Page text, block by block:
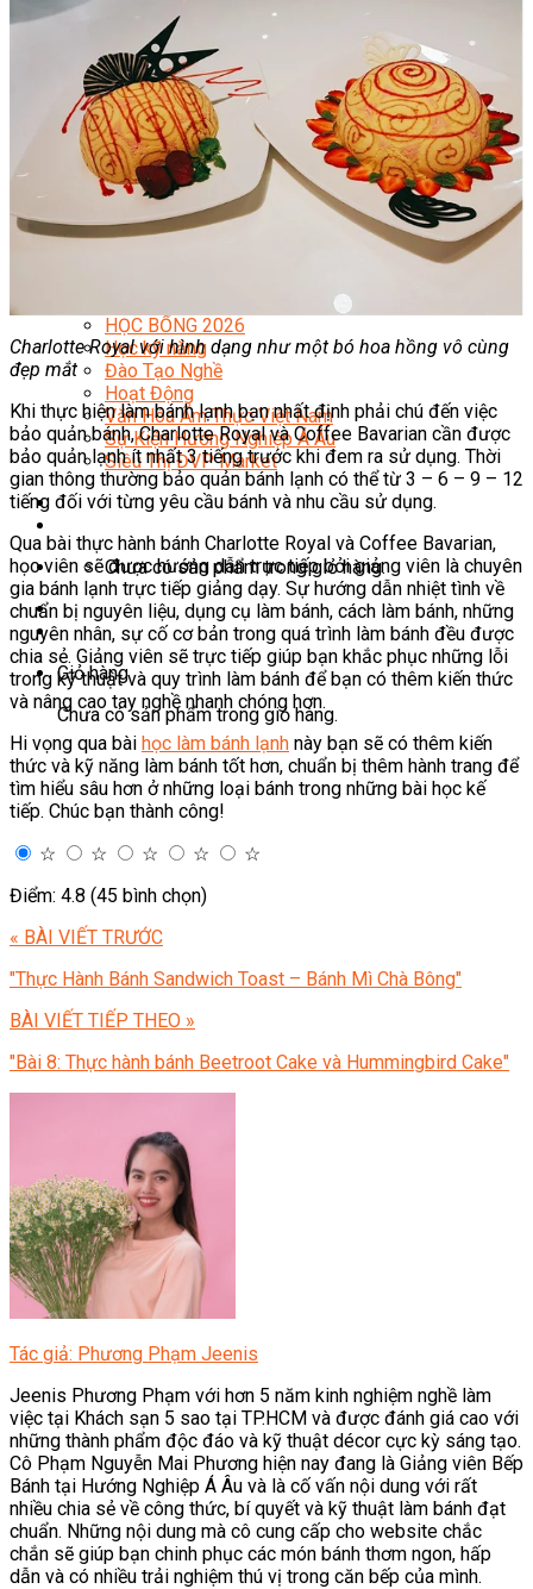
Quản Lý Kinh Doanh Nhà Hàng Và Dịch Vụ Ăn Uống
Hướng Dẫn Du Lịch
Quản Trị Lữ Hành
Marketing
Tạo Mẫu Và Chăm Sóc Sắc Đẹp
Truyền Thông Đa Phương Tiện
Công Nghệ Thông Tin
An Ninh Mạng
Thiết Kế Đồ Họa
Âm Nhạc
Điện Công Nghiệp Và Dân Dụng
HỌC BỔNG 2026
Học kỹ năng
Đào Tạo Nghề
Hoạt Động
Văn Hóa Ẩm Thực Việt Nam
Sự Kiện Hướng Nghiệp Á Âu
Siêu Thị ĐVP Market
Chưa có sản phẩm trong giỏ hàng.
Giỏ hàng
Chưa có sản phẩm trong giỏ hàng.
Charlotte Royal với hình dạng như một bó hoa hồng vô cùng
đẹp mắt
Khi thực hiện làm bánh lạnh bạn nhất định phải chú đến việc
bảo quản bánh, Charlotte Royal và Coffee Bavarian cần được
bảo quản lạnh ít nhất 3 tiếng trước khi đem ra sử dụng. Thời
gian thông thường bảo quản bánh lạnh có thể từ 3 – 6 – 9 – 12
tiếng đối với từng yêu cầu bánh và nhu cầu sử dụng.
Qua bài thực hành bánh Charlotte Royal và Coffee Bavarian,
học viên sẽ được hướng dẫn trực tiếp bởi giảng viên là chuyên
gia bánh lạnh trực tiếp giảng dạy. Sự hướng dẫn nhiệt tình về
chuẩn bị nguyên liệu, dụng cụ làm bánh, cách làm bánh, những
nguyên nhân, sự cố cơ bản trong quá trình làm bánh đều được
chia sẻ. Giảng viên sẽ trực tiếp giúp bạn khắc phục những lỗi
trong kỹ thuật và quy trình làm bánh để bạn có thêm kiến thức
và nâng cao tay nghề nhanh chóng hơn.
Hi vọng qua bài học làm bánh lạnh này bạn sẽ có thêm kiến
thức và kỹ năng làm bánh tốt hơn, chuẩn bị thêm hành trang để
tìm hiểu sâu hơn ở những loại bánh trong những bài học kế
tiếp. Chúc bạn thành công!
☆
☆ ☆ ☆
☆
Điểm: 4.8 (45 bình chọn)
« BÀI VIẾT TRƯỚC
"Thực Hành Bánh Sandwich Toast – Bánh Mì Chà Bông"
BÀI VIẾT TIẾP THEO »
"Bài 8: Thực hành bánh Beetroot Cake và Hummingbird Cake"
Tác giả: Phương Phạm Jeenis
Jeenis Phương Phạm với hơn 5 năm kinh nghiệm nghề làm
việc tại Khách sạn 5 sao tại TP.HCM và được đánh giá cao với
những thành phẩm độc đáo và kỹ thuật décor cực kỳ sáng tạo.
Cô Phạm Nguyễn Mai Phương hiện nay đang là Giảng viên Bếp
Bánh tại Hướng Nghiệp Á Âu và là cố vấn nội dung với rất
nhiều chia sẻ về công thức, bí quyết và kỹ thuật làm bánh đạt
chuẩn. Những nội dung mà cô cung cấp cho website chắc
chắn sẽ giúp bạn chinh phục các món bánh thơm ngon, hấp
dẫn và có nhiều trải nghiệm thú vị trong căn bếp của mình.